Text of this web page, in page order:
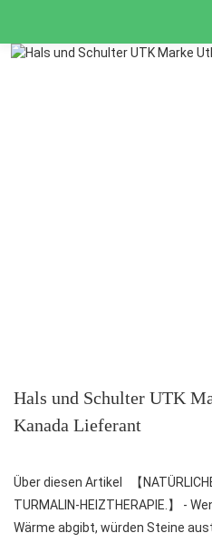
Hals und Schulter UTK
Kanada Lieferant
Über diesen Artikel 【
TURMALIN-HEIZTHERAPIE.】 -
Wärme abgibt, würden Steine